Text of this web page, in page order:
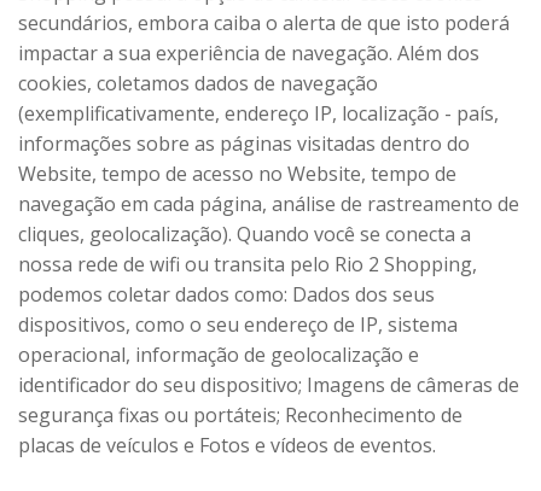
secundários, embora caiba o alerta de que isto poderá
impactar a sua experiência de navegação. Além dos
cookies, coletamos dados de navegação
(exemplificativamente, endereço IP, localização - país,
informações sobre as páginas visitadas dentro do
Website, tempo de acesso no Website, tempo de
navegação em cada página, análise de rastreamento de
cliques, geolocalização). Quando você se conecta a
nossa rede de wifi ou transita pelo Rio 2 Shopping,
podemos coletar dados como: Dados dos seus
dispositivos, como o seu endereço de IP, sistema
operacional, informação de geolocalização e
identificador do seu dispositivo; Imagens de câmeras de
segurança fixas ou portáteis; Reconhecimento de
placas de veículos e Fotos e vídeos de eventos.